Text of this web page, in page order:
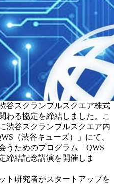
谷スクランブルスクエア株式
わる協定を締結しました。こ
渋谷スクランブルスクエア内
（渋谷キューズ）」にて、
うためのプログラム「QWS
締結記念講演を開催しま
ト研究者がスタートアップを